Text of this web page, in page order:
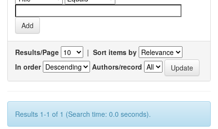
Results/Page | Sort items by
In order
Authors/record
Results 1-1 of 1 (Search time: 0.0 seconds).